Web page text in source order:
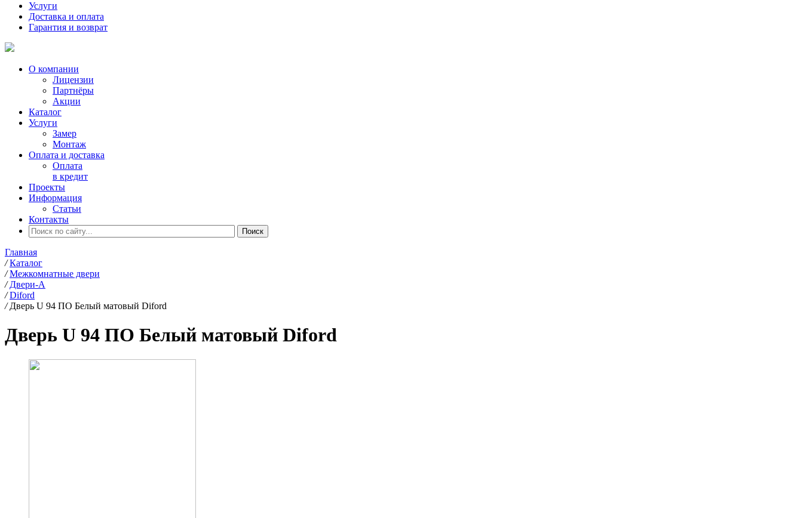
Услуги
Доставка и оплата
Гарантия и возврат
О компании
Лицензии
Партнёры
Акции
Каталог
Услуги
Замер
Монтаж
Оплата и доставка
Оплата
в кредит
Проекты
Информация
Статьи
Контакты
Главная
/ Каталог
/ Межкомнатные двери
/ Двери-А
/ Diford
/ Дверь U 94 ПО Белый матовый Diford
Дверь U 94 ПО Белый матовый Diford